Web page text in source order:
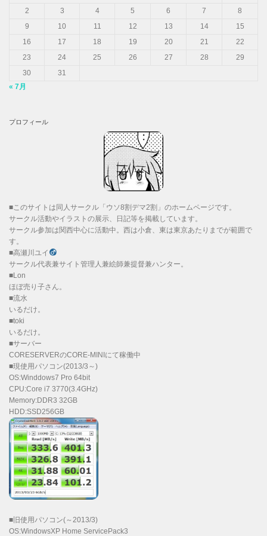
2
3 4 5 6 7
8
9
10 11 12 13 14
15
16
17 18 19 20 21
22
23
24 25 26 27 28
29
30
31
« 7月
プロフィール
■このサイトは同人サークル「ウソ8割デマ2割」のホームページです。
サークル活動やイラストの展示、日記等を掲載しています。
サークル参加は関西中心に活動中。西は小倉、東は東京あたりまでが範囲で
す。
■高瀬川ユイ
サークル代表兼サイト管理人兼絵師兼提督兼ハンター。
■Lon
ほぼ売り子さん。
■流水
いるだけ。
■toki
いるだけ。
■サーバー
CORESERVERのCORE-MINIにて稼働中
■現使用パソコン(2013/3～)
OS:Winddows7 Pro 64bit
CPU:Core i7 3770(3.4GHz)
Memory:DDR3 32GB
HDD:SSD256GB
■旧使用パソコン(～2013/3)
OS:WindowsXP Home ServicePack3